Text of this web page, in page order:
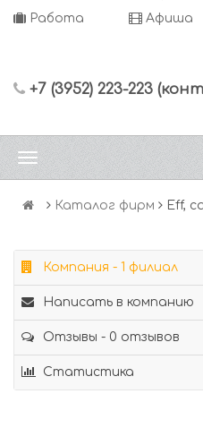
Работа
Афиша
+7 (3952) 223-223
Каталог фирм Eff,
Компания - 1 филиал
Написать в компанию
Отзывы - 0 отзывов
Статистика